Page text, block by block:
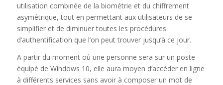
utilisation combinée de la biométrie et du chiffrement
asymétrique, tout en permettant aux utilisateurs de se
simplifier et de diminuer toutes les procédures
d’authentification que l’on peut trouver jusqu’à ce jour.
A partir du moment où une personne sera sur un poste
équipé de Windows 10, elle aura moyen d’accéder en ligne
à différents services sans avoir à composer un mot de